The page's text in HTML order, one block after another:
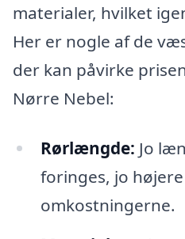
materialer, hvilket
Her er nogle af de
der kan påvirke
Nørre Nebel:
Rørlængde: Jo
foringes, jo
omkostningerne.